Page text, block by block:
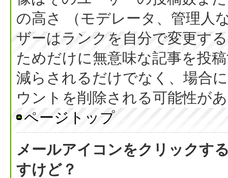
の高さ （モデレータ、管理人
ザーはランクを自分で変更す
ためだけに無意味な記事を投
減らされるだけでなく、場合
ウントを削除される可能性が
ページトップ
メールアイコンをクリックす
すけど？